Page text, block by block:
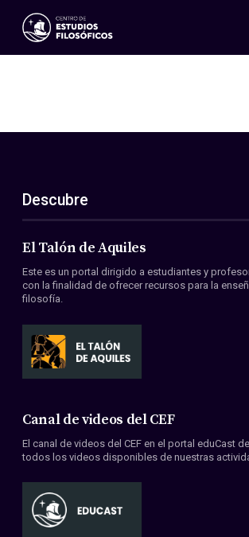
Eventos
ES
EN
Acerca de nosotros
Miembros
Convenios
Descubre
El Talón de Aquiles
Este es un portal dirigido a estudiantes y
con la finalidad de ofrecer recursos para la
filosofía.
Canal de videos del CEF
El canal de videos del CEF en el portal eduCast
todos los videos disponibles de nuestras